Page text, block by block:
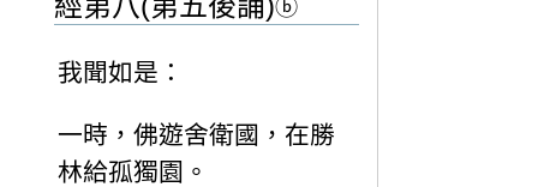
ⓑ
我聞如是：
一時，佛遊舍衛國，在勝
林給孤獨園。